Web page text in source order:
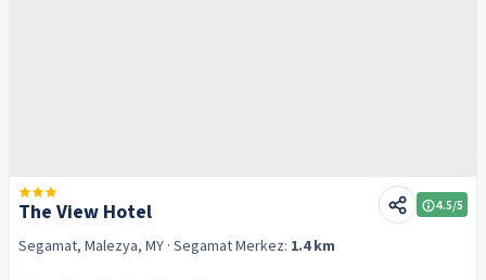
The View Hotel 4.5/5
Segamat, Malezya, MY · SegamatMerkez: 1.4 km